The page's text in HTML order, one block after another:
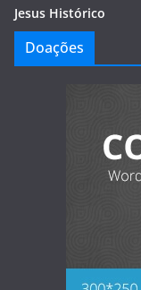
Jesus Histórico
Doações